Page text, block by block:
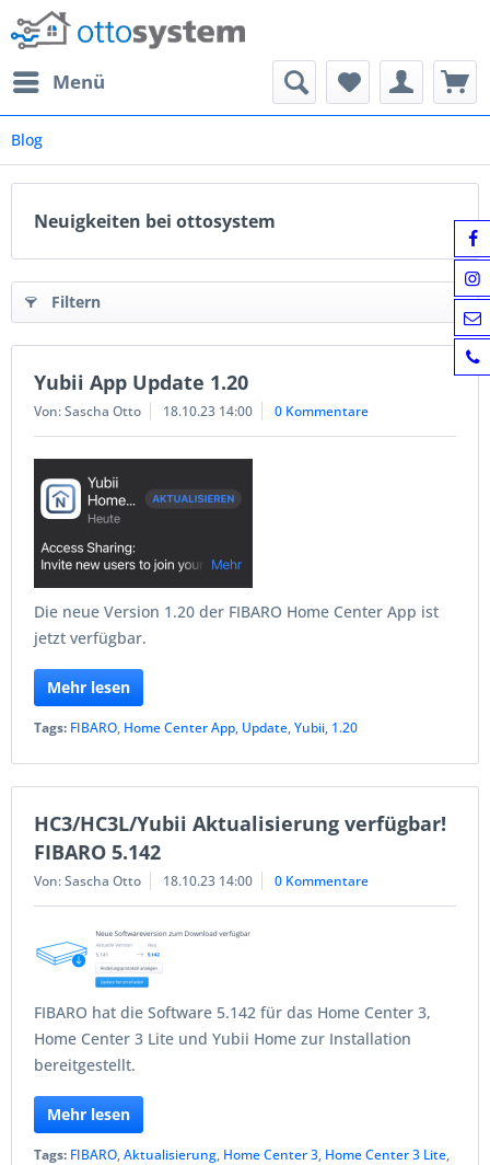
Menü
Blog
Neuigkeiten bei ottosystem
Filtern
Yubii App Update 1.20
Von: Sascha Otto 18.10.23 14:00 0 Kommentare
Die neue Version 1.20 der FIBARO Home Center App ist
jetzt verfügbar.
Mehr lesen
Tags: FIBARO, Home Center App, Update,Yubii, 1.20
HC3/HC3L/Yubii Aktualisierung verfügbar!
FIBARO 5.142
Von: Sascha Otto 18.10.23 14:00 0 Kommentare
FIBARO hat die Software 5.142 für das Home Center 3,
Home Center 3 Lite und Yubii Home zur Installation
bereitgestellt.
Mehr lesen
Tags: FIBARO,Aktualisierung, Home Center 3, Home Center 3 Lite,